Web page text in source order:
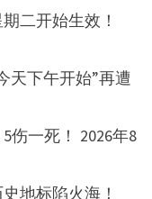
二开始生效！
天下午开始”再遭
伤一死！ 2026年8
地标陷火海！